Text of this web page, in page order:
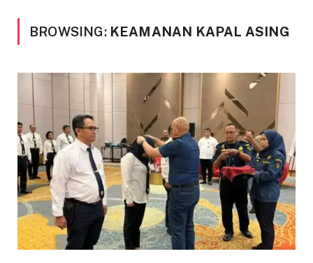
BROWSING: KEAMANAN KAPAL ASING